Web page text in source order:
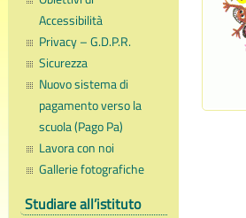
Accessibilità
Privacy – G.D.P.R.
Sicurezza
Nuovo sistema di
pagamento verso la
scuola (Pago Pa)
Lavora con noi
Gallerie fotografiche
Studiare all’istituto